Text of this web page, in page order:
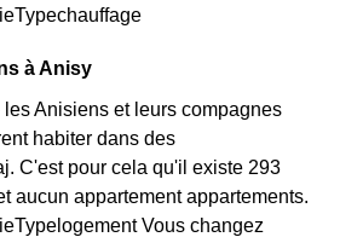
à Anisy
Anisiens et leurs compagnes
habiter dans des
C'est pour cela qu'il existe 293
aucun appartement appartements.
Vous changez